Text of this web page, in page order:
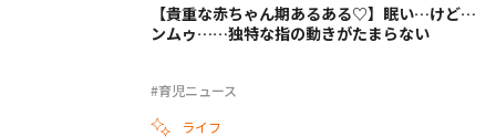
#育児ニュース
【貴重な赤ちゃん期あるある♡】眠い…けど…
ンムゥ……独特な指の動きがたまらない
ライフ